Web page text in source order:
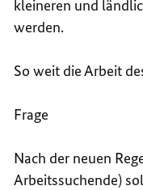
kleineren und
werden.
So weit die Arbeit
Frage
Nach der neuen
Arbeitssuchende)